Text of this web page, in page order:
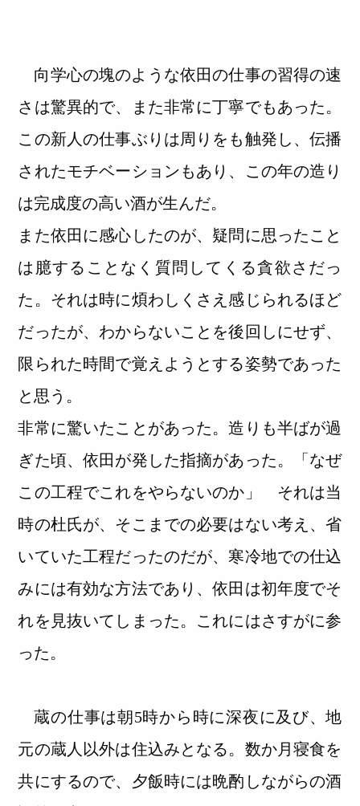
向学心の塊のような依田の仕事の習得の速
さは驚異的で、また非常に丁寧でもあった。
この新人の仕事ぶりは周りをも触発し、伝播
されたモチベーションもあり、この年の造り
は完成度の高い酒が生んだ。
また依田に感心したのが、疑問に思ったこと
は臆することなく質問してくる貪欲さだっ
た。それは時に煩わしくさえ感じられるほど
だったが、わからないことを後回しにせず、
限られた時間で覚えようとする姿勢であった
と思う。
非常に驚いたことがあった。造りも半ばが過
ぎた頃、依田が発した指摘があった。「なぜ
この工程でこれをやらないのか」 それは当
時の杜氏が、そこまでの必要はない考え、省
いていた工程だったのだが、寒冷地での仕込
みには有効な方法であり、依田は初年度でそ
れを見抜いてしまった。これにはさすがに参
った。
蔵の仕事は朝5時から時に深夜に及び、地
元の蔵人以外は住込みとなる。数か月寝食を
共にするので、夕飯時には晩酌しながらの酒